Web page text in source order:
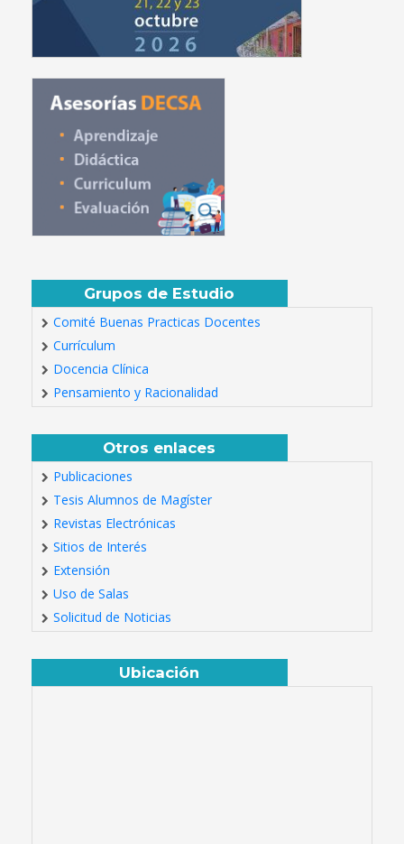
Grupos de Estudio
Comité Buenas Practicas Docentes
Currículum
Docencia Clínica
Pensamiento y Racionalidad
Otros enlaces
Publicaciones
Tesis Alumnos de Magíster
Revistas Electrónicas
Sitios de Interés
Extensión
Uso de Salas
Solicitud de Noticias
Ubicación